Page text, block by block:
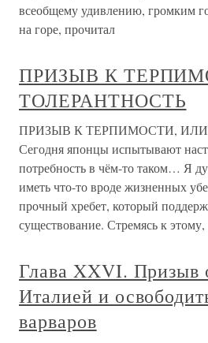
всеобщему удивлению, громким
на горе, прочитал
ПРИЗЫВ К
ТОЛЕРАНТНОСТЬ
ПРИЗЫВ К ТЕРПИМОСТИ,
Сегодня японцы испытывают
потребность в чём-то таком… Я
иметь что-то вроде жизненных
прочный хребет, который
существование. Стремясь к
Глава XXVI. Призыв
Италией и
варваров